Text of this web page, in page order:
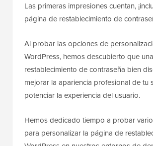
Las primeras impresiones cuentan,
página de restablecimiento de
Al probar las opciones de
WordPress, hemos descubierto que
restablecimiento de contraseña bien
mejorar la apariencia profesional de tu
potenciar la experiencia del usuario.
Hemos dedicado tiempo a probar
para personalizar la página de